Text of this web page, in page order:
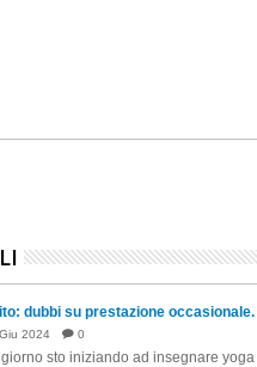
dubbi su prestazione occasionale.
Giu 2024 0
sto iniziando ad insegnare yoga